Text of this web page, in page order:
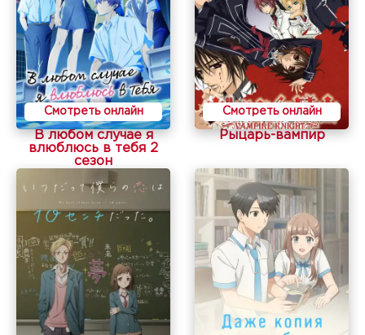
Смотреть онлайн
В любом случае я
влюблюсь в тебя 2
сезон
Смотреть онлайн
Рыцарь-вампир